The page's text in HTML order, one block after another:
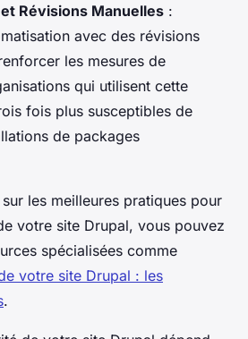
Révisions Manuelles :
avec des révisions
les mesures de
qui utilisent cette
fois plus susceptibles de
de packages
les meilleures pratiques pour
votre site Drupal, vous pouvez
spécialisées comme
votre site Drupal : les
.